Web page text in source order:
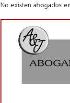
No existen abogados